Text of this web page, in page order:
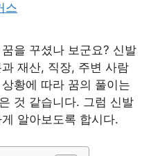
스
을 꾸셨나 보군요? 신발
재산, 직장, 주변 사람
황에 따라 꿈의 풀이는
것 같습니다. 그럼 신발
알아보도록 합시다.